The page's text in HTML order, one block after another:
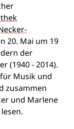
20. Mai um 19
der
(1940 - 2014).
Musik und
zusammen
und Marlene